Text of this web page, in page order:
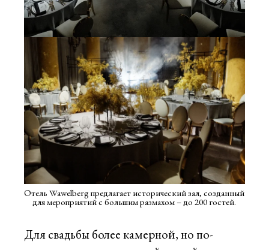
Отель Wawelberg предлагает исторический зал, созданный
для мероприятий с большим размахом – до 200 гостей.
Для свадьбы более камерной, но по-